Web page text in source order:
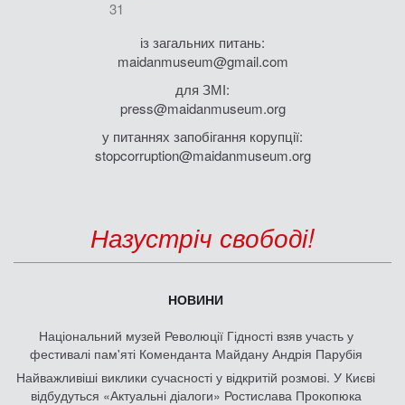
31
із загальних питань:
maidanmuseum@gmail.com
для ЗМІ:
press@maidanmuseum.org
у питаннях запобігання корупції:
stopcorruption@maidanmuseum.org
Назустріч свободі!
НОВИНИ
Національний музей Революції Гідності взяв участь у
фестивалі пам'яті Коменданта Майдану Андрія Парубія
Найважливіші виклики сучасності у відкритій розмові. У Києві
відбудуться «Актуальні діалоги» Ростислава Прокопюка